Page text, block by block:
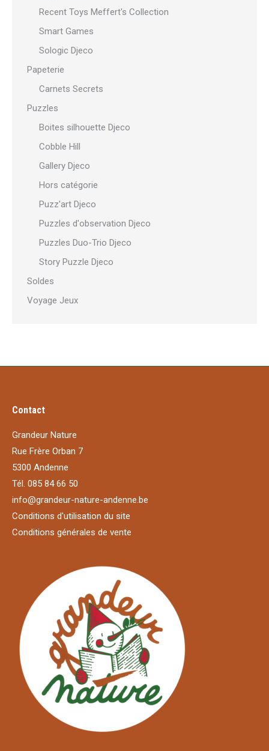
Recent Toys Meffert's Collection
Smart Games
Sologic Djeco
Papeterie
Carnets Secrets
Puzzles
Boites silhouette Djeco
Cobble Hill
Gallery Djeco
Hors catégorie
Puzz'art Djeco
Puzzles d'observation Djeco
Puzzles Duo-Trio Djeco
Story Puzzle Djeco
Soldes
Voyage Jeux
Contact
Grandeur Nature
Rue Frère Orban 7
5300 Andenne
Tél. 085 84 66 50
info@grandeur-nature-andenne.be
Conditions d'utilisation du site
Conditions générales de vente